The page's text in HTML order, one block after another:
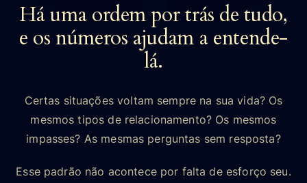
Há uma ordem por trás de tudo,
e os números ajudam a entende-
lá.
Certas situações voltam sempre na sua vida? Os
mesmos tipos de relacionamento? Os mesmos
impasses? As mesmas perguntas sem resposta?
Esse padrão não acontece por falta de esforço seu.